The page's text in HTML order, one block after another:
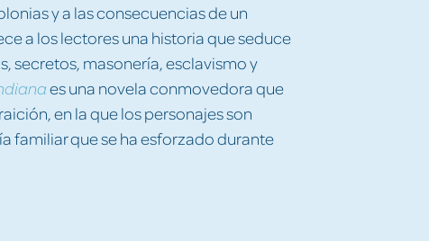
y a las consecuencias de un
a los lectores una historia que seduce
secretos, masonería, esclavismo y
es una novela conmovedora que
en la que los personajes son
familiar que se ha esforzado durante